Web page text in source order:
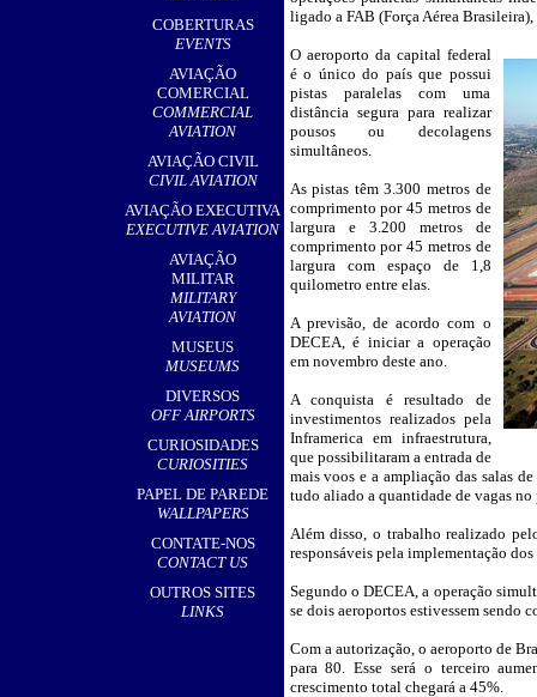
,
COBERTURAS
EVENTS
AVIAÇÃO
COMERCIAL
COMMERCIAL
AVIATION
AVIAÇÃO CIVIL
CIVIL AVIATION
AVIAÇÃO EXECUTIVA
EXECUTIVE AVIATION
AVIAÇÃO
MILITAR
MILITARY
AVIATION
MUSEUS
MUSEUMS
DIVERSOS
OFF AIRPORTS
CURIOSIDADES
CURIOSITIES
PAPEL DE PAREDE
WALLPAPERS
CONTATE-NOS
CONTACT US
OUTROS SITES
LINKS
ligado a FAB (Força Aérea
O aeroporto da capital federal
é o único do país que possui
pistas paralelas com uma
distância segura para realizar
pousos ou decolagens
simultâneos.
As pistas têm 3.300 metros de
comprimento por 45 metros de
largura e 3.200 metros de
comprimento por 45 metros de
largura com espaço de 1,8
quilometro entre elas.
A previsão, de acordo com o
DECEA, é iniciar a operação
em novembro deste ano.
A conquista é resultado de
investimentos realizados pela
Inframerica em infraestrutura,
que possibilitaram a entrada de
mais voos e a ampliação das salas
tudo aliado a quantidade de vagas
Além disso, o trabalho realizado
responsáveis pela implementação
Segundo o DECEA, a operação
se dois aeroportos estivessem sendo
Com a autorização, o aeroporto de
para 80. Esse será o terceiro
crescimento total chegará a 45%.